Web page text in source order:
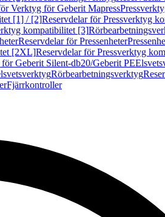
Verktyg för Geberit Mapress
[1] / [2]Reservdelar för Pressverktyg
kompatibilitet [3]
Reservdelar för Pressenheter
[2XL]Reservdelar för Pressverktyg
Geberit Silent-db20/Geberit PE
Rörbearbetningsverktyg
Fjärrkontroller